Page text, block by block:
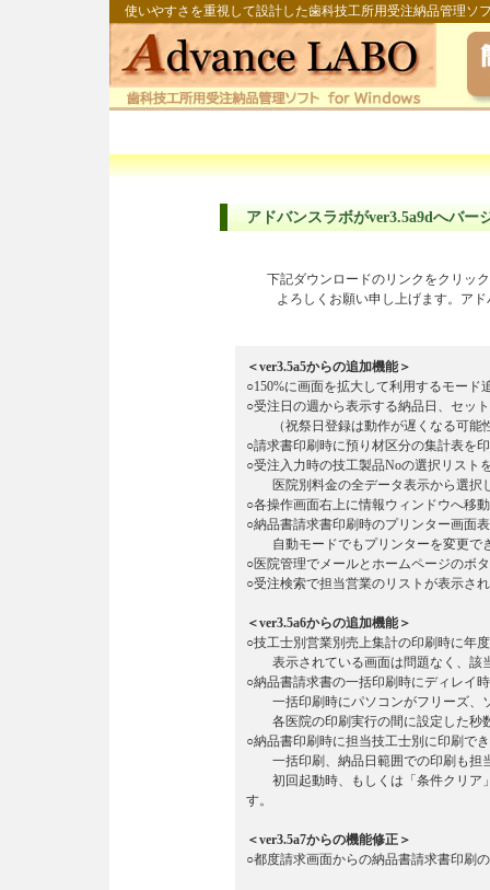
使いやすさを重視して設計した歯科技工所用受注納品管理ソ
アドバンスラボがver3.5a9dへバー
下記ダウンロードのリンクをクリッ
よろしくお願い申し上げます。ア
＜ver3.5a5からの追加機能＞
○150%に画面を拡大して利用するモード
○受注日の週から表示する納品日、セッ
（祝祭日登録は動作が遅くなる可能
○請求書印刷時に預り材区分の集計表を
○受注入力時の技工製品Noの選択リスト
医院別料金の全データ表示から選択
○各操作画面右上に情報ウィンドウへ移
○納品書請求書印刷時のプリンター画面
自動モードでもプリンターを変更で
○医院管理でメールとホームページのボ
○受注検索で担当営業のリストが表示さ
＜ver3.5a6からの追加機能＞
○技工士別営業別売上集計の印刷時に年
表示されている画面は問題なく、該
○納品書請求書の一括印刷時にディレイ
一括印刷時にパソコンがフリーズ、
各医院の印刷実行の間に設定した秒
○納品書印刷時に担当技工士別に印刷で
一括印刷、納品日範囲での印刷も担
初回起動時、もしくは「条件クリア
す。
＜ver3.5a7からの機能修正＞
○都度請求画面からの納品書請求書印刷